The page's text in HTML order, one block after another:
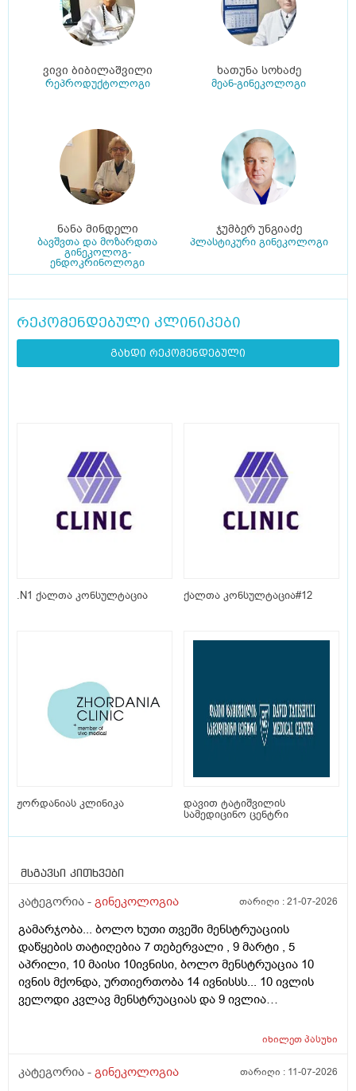
ვივი ბიბილაშვილი
რეპროდუქტოლოგი
ხათუნა სოხაძე
მეან-გინეკოლოგი
ნანა მინდელი
ბავშვთა და მოზარდთა
გინეკოლოგ-
ენდოკრინოლოგი
ჯუმბერ უნგიაძე
პლასტიკური გინეკოლოგი
რეკომენდებული კლინიკები
გახდი რეკომენდებული
.N1 ქალთა კონსულტაცია ქალთა კონსულტაცია#12
ჟორდანიას კლინიკა
დავით ტატიშვილის
სამედიცინო ცენტრი
მსგავსი კითხვები
კატეგორია - გინეკოლოგია თარიღი :21-07-2026
გამარჯობა... ბოლო ხუთი თვეში მენსტრუაციის
დაწყების თატიღებია 7 თებერვალი , 9 მარტი , 5
აპრილი, 10 მაისი 10ივნისი, ბოლო მენსტრუაცია 10
ივნის მქონდა, ურთიერთობა 14 ივნისსს... 10 ივლის
ველოდი კვლავ მენსტრუაციას და 9 ივლია
მენსტრუაცია 10 დღეა გადამიცდს,,, ორსულობას არ
თვე გავიდა... 9 ივლის რო დავორსულებოდი როგორ
იხილეთპასუხი
კატეგორია - გინეკოლოგია თარიღი : 11-07-2026